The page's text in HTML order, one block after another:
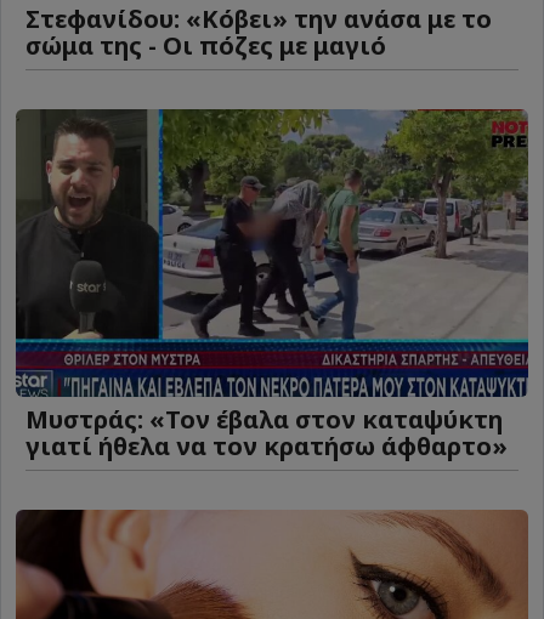
Στεφανίδου: «Κόβει» την ανάσα με το
σώμα της - Οι πόζες με μαγιό
Μυστράς: «Τον έβαλα στον καταψύκτη
γιατί ήθελα να τον κρατήσω άφθαρτο»